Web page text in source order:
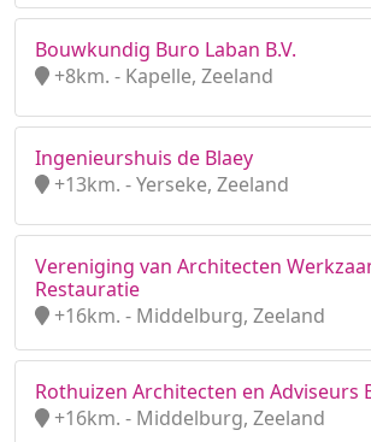
Bouwkundig Buro Laban B.V.
+8km. - Kapelle, Zeeland
Ingenieurshuis de Blaey
+13km. - Yerseke, Zeeland
Vereniging van Architecten
Restauratie
+16km. - Middelburg, Zeeland
Rothuizen Architecten en Adviseurs
+16km. - Middelburg, Zeeland